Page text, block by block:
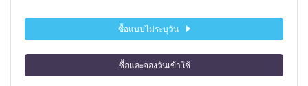
ซื้อแบบไม่ระบุวัน
ซื้อและจองวันเข้าใช้